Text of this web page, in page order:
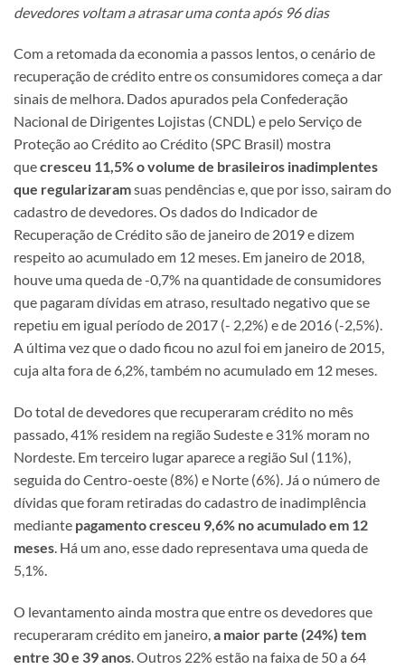
devedores voltam a atrasar uma conta após 96 dias
Com a retomada da economia a passos lentos, o cenário de
recuperação de crédito entre os consumidores começa a dar
sinais de melhora. Dados apurados pela Confederação
Nacional de Dirigentes Lojistas (CNDL) e pelo Serviço de
Proteção ao Crédito ao Crédito (SPC Brasil) mostra
quecresceu 11,5% o volume de brasileiros inadimplentes
que regularizaramsuas pendências e, que por isso, sairam do
cadastro de devedores. Os dados do Indicador de
Recuperação de Crédito são de janeiro de 2019 e dizem
respeito ao acumulado em 12 meses. Em janeiro de 2018,
houve uma queda de -0,7% na quantidade de consumidores
que pagaram dívidas em atraso, resultado negativo que se
repetiu em igual período de 2017 (- 2,2%) e de 2016 (-2,5%).
A última vez que o dado ficou no azul foi em janeiro de 2015,
cuja alta fora de 6,2%, também no acumulado em 12 meses.
Do total de devedores que recuperaram crédito no mês
passado, 41% residem na região Sudeste e 31% moram no
Nordeste. Em terceiro lugar aparece a região Sul (11%),
seguida do Centro-oeste (8%) e Norte (6%). Já o número de
dívidas que foram retiradas do cadastro de inadimplência
mediante pagamento cresceu 9,6% no acumulado em 12
meses. Há um ano, esse dado representava uma queda de
5,1%.
O levantamento ainda mostra que entre os devedores que
recuperaram crédito em janeiro,a maior parte (24%) tem
entre 30 e 39 anos. Outros 22% estão na faixa de 50 a 64